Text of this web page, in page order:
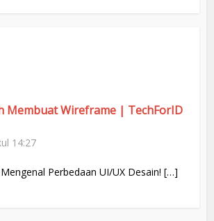
Membuat Wireframe | TechForID
14:27
Perbedaan UI/UX Desain! […]